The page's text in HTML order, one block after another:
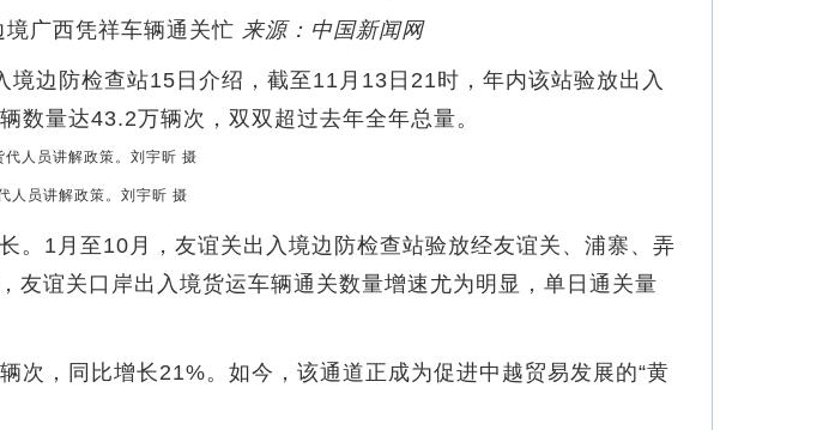
广西凭祥车辆通关忙 来源：中国新闻网
防检查站15日介绍，截至11月13日21时，年内该站验放出入
数量达43.2万辆次，双双超过去年全年总量。
人员讲解政策。刘宇昕 摄
1月至10月，友谊关出入境边防检查站验放经友谊关、浦寨、弄
谊关口岸出入境货运车辆通关数量增速尤为明显，单日通关量
，同比增长21%。如今，该通道正成为促进中越贸易发展的“黄